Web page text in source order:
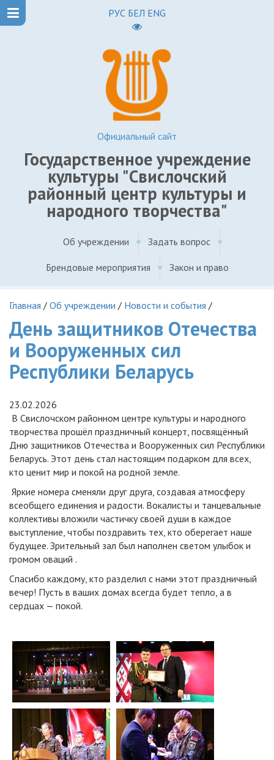
РУС БЕЛ ENG
Официальный сайт
Государственное учреждение
культуры "Свислочский
районный центр культуры и
народного творчества"
Об учреждении Задать вопрос
Брендовые мероприятия Закон и право
Главная / Об учреждении / Новости и события /
День защитников Отечества
и Вооруженных сил
Республики Беларусь
23.02.2026
В Свислочском районном центре культуры и народного
творчества прошёл праздничный концерт, посвящённый
Дню защитников Отечества и Вооруженных сил Республики
Беларусь. Этот день стал настоящим подарком для всех,
кто ценит мир и покой на родной земле.
Яркие номера сменяли друг друга, создавая атмосферу
всеобщего единения и радости. Вокалисты и танцевальные
коллективы вложили частичку своей души в каждое
выступление, чтобы поздравить тех, кто оберегает наше
будущее. Зрительный зал был наполнен светом улыбок и
громом оваций .
Спасибо каждому, кто разделил с нами этот праздничный
вечер! Пусть в ваших домах всегда будет тепло, а в
сердцах — покой.